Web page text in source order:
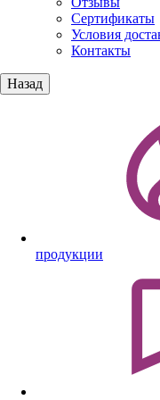
Сертификаты
Условия
Контакты
Назад
продукции